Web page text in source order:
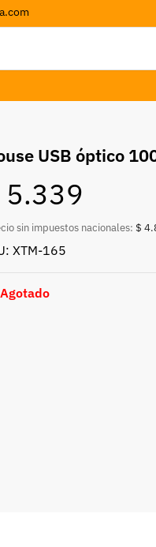
USB óptico
5.339
sin impuestos nacionales: $
XTM-165
Agotado